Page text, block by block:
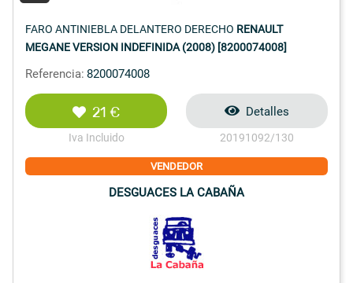
FARO ANTINIEBLA DELANTERO DERECHO RENAULT
MEGANE VERSION INDEFINIDA (2008) [8200074008]
Referencia: 8200074008
21 €
Iva Incluido
Detalles
20191092/130
VENDEDOR
DESGUACES LA CABAÑA